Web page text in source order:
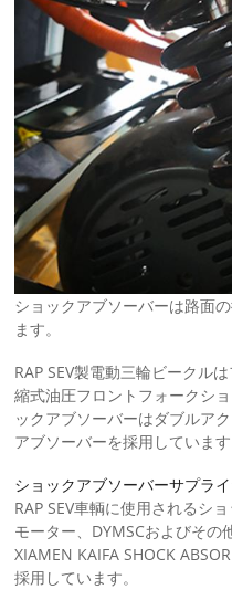
ショックアブソーバーは路面
ます。
RAP SEV製電動三輪ビークル
縮式油圧フロントフォークシ
ックアブソーバーはダブルア
アブソーバーを採用しています
ショックアブソーバーサプラ
RAP SEV車輌に使用されるシ
モーター、DYMSCおよびその
XIAMEN KAIFA SHOCK
採用しています。